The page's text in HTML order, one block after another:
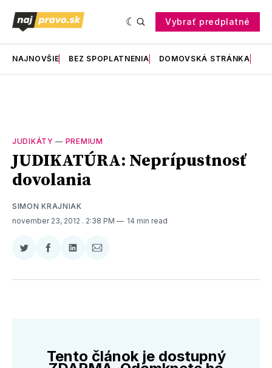
Vybrať predplatné
NAJNOVŠIE BEZ SPOPLATNENIA DOMOVSKÁ STRÁNKA
JUDIKÁTY — PREMIUM
JUDIKATÚRA: Neprípustnosť
dovolania
SIMON KRAJNIAK
november 23, 2012 . 2:38 PM 14 min read
Zdieľať
Twitter
Zdieľať
Facebooku
Zdieľať
LinkedIne
Zdieľať
E-
Tento článok je dostupný